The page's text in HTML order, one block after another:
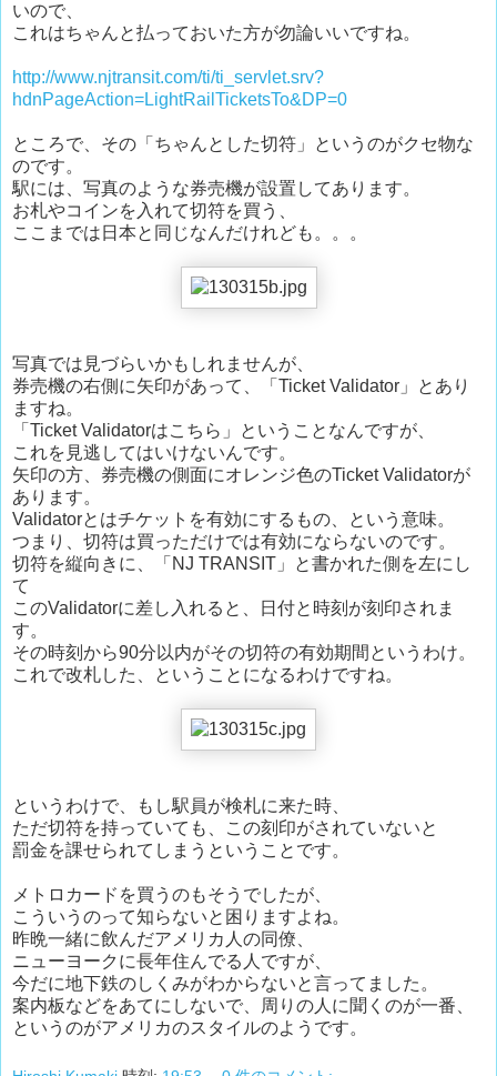
いので、
これはちゃんと払っておいた方が勿論いいですね。
http://www.njtransit.com/ti/ti_servlet.srv?
hdnPageAction=LightRailTicketsTo&DP=0
ところで、その「ちゃんとした切符」というのがクセ物な
のです。
駅には、写真のような券売機が設置してあります。
お札やコインを入れて切符を買う、
ここまでは日本と同じなんだけれども。。。
写真では見づらいかもしれませんが、
券売機の右側に矢印があって、「Ticket Validator」とあり
ますね。
「Ticket Validatorはこちら」ということなんですが、
これを見逃してはいけないんです。
矢印の方、券売機の側面にオレンジ色のTicket Validatorが
あります。
Validatorとはチケットを有効にするもの、という意味。
つまり、切符は買っただけでは有効にならないのです。
切符を縦向きに、「NJ TRANSIT」と書かれた側を左にし
て
このValidatorに差し入れると、日付と時刻が刻印されま
す。
その時刻から90分以内がその切符の有効期間というわけ。
これで改札した、ということになるわけですね。
というわけで、もし駅員が検札に来た時、
ただ切符を持っていても、この刻印がされていないと
罰金を課せられてしまうということです。
メトロカードを買うのもそうでしたが、
こういうのって知らないと困りますよね。
昨晩一緒に飲んだアメリカ人の同僚、
ニューヨークに長年住んでる人ですが、
今だに地下鉄のしくみがわからないと言ってました。
案内板などをあてにしないで、周りの人に聞くのが一番、
というのがアメリカのスタイルのようです。